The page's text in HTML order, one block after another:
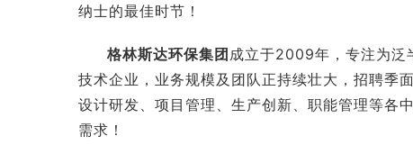
纳士的最佳时节！
格林斯达环保集团 成立于2009年，专注为泛
技术企业，业务规模及团队正持续壮大，招聘季
设计研发、项目管理、生产创新、职能管理等各
需求！